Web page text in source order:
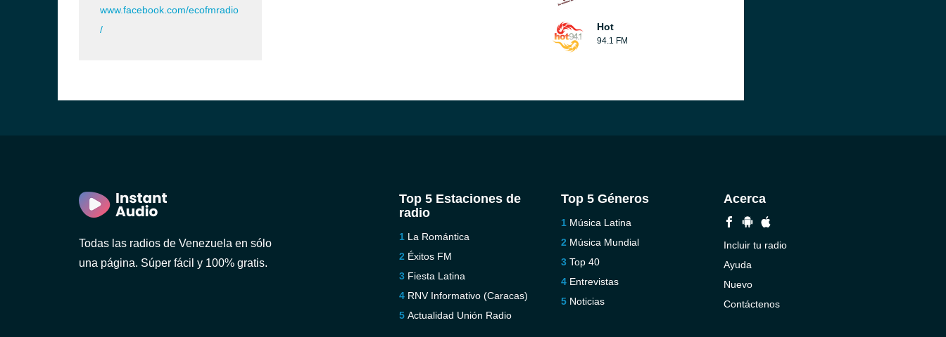
www.facebook.com/ecofmradio
/
Hot
94.1 FM
Todas las radios de Venezuela en sólo
una página. Súper fácil y 100% gratis.
Top 5 Estaciones de
radio
La Romántica
Éxitos FM
Fiesta Latina
RNV Informativo (Caracas)
Actualidad Unión Radio
Top 5 Géneros
Música Latina
Música Mundial
Top 40
Entrevistas
Noticias
Acerca
Incluir tu radio
Ayuda
Nuevo
Contáctenos